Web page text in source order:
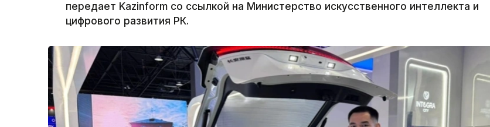
передает Kazinform со ссылкой на Министерство искусственного интеллекта и
цифрового развития РК.